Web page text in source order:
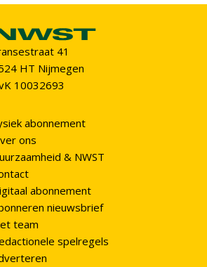
41
HT Nijmegen
10032693
abonnement
ons
& NWST
abonnement
nieuwsbrief
team
spelregels